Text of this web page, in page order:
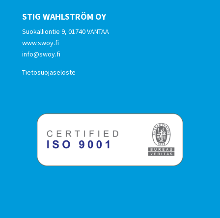
STIG WAHLSTRÖM OY
Suokalliontie 9, 01740 VANTAA
www.swoy.fi
info@swoy.fi
Tietosuojaseloste